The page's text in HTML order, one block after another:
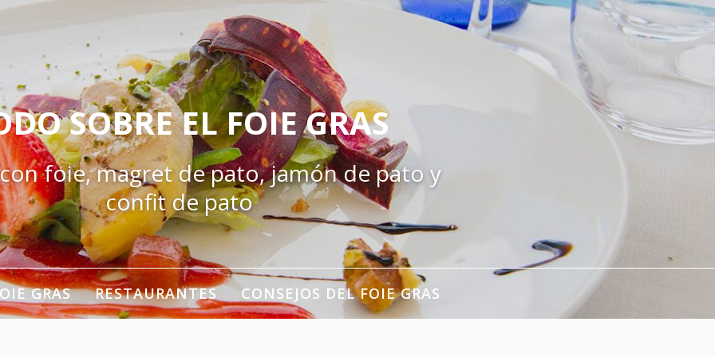
SOBRE EL FOIE GRAS
foie, magret de pato, jamón de pato y
confit de pato
GRAS RESTAURANTES CONSEJOS DEL FOIE GRAS